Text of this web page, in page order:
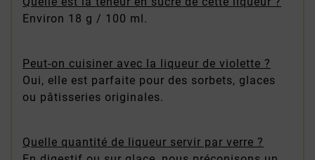
Environ 18 g / 100 ml.
Peut-on cuisiner avec la liqueur de violette ?
Oui, elle est parfaite pour des sorbets, glaces
ou pâtisseries originales.
Quelle quantité de liqueur servir par verre ?